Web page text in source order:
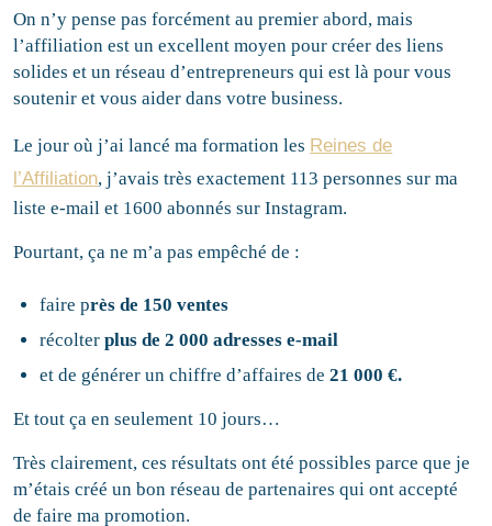
On n’y pense pas forcément au premier abord, mais
l’affiliation est un excellent moyen pour créer des liens
solides et un réseau d’entrepreneurs qui est là pour vous
soutenir et vous aider dans votre business.
Le jour où j’ai lancé ma formation les Reines de
l’Affiliation, j’avais très exactement 113 personnes sur ma
liste e-mail et 1600 abonnés sur Instagram.
Pourtant, ça ne m’a pas empêché de :
faire près de 150 ventes
récolterplus de 2 000 adresses e-mail
et de générer un chiffre d’affaires de 21 000 €.
Et tout ça en seulement 10 jours…
Très clairement, ces résultats ont été possibles parce que je
m’étais créé un bon réseau de partenaires qui ont accepté
de faire ma promotion.